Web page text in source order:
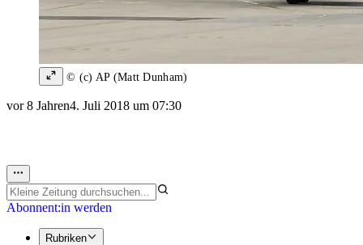
© (c) AP (Matt Dunham)
vor 8 Jahren4. Juli 2018 um 07:30
Abonnent:in werden
Rubriken